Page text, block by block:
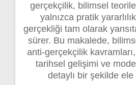
gerçekçilik, bilimsel
yalnızca pratik yararlılık
gerçekliği tam olarak
sürer. Bu makalede,
anti-gerçekçilik
tarihsel gelişimi ve
detaylı bir şekilde ele